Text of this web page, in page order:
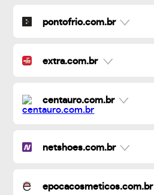
pontofrio.com.br
extra.com.br
centauro.com.br
netshoes.com.br
epocacosmeticos.com.br